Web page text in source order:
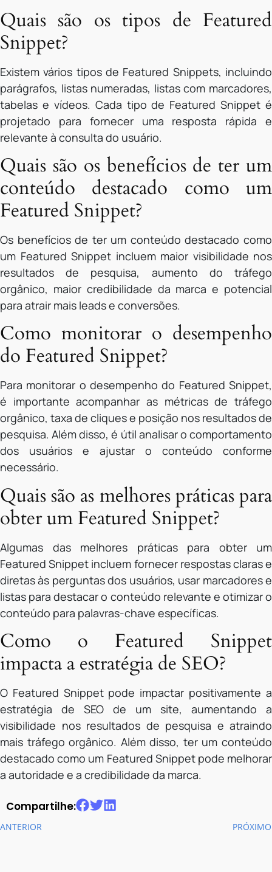
Quais são os tipos de Featured
Snippet?
Existem vários tipos de Featured Snippets, incluindo
parágrafos, listas numeradas, listas com marcadores,
tabelas e vídeos. Cada tipo de Featured Snippet é
projetado para fornecer uma resposta rápida e
relevante à consulta do usuário.
Quais são os benefícios de ter um
conteúdo destacado como um
Featured Snippet?
Os benefícios de ter um conteúdo destacado como
um Featured Snippet incluem maior visibilidade nos
resultados de pesquisa, aumento do tráfego
orgânico, maior credibilidade da marca e potencial
para atrair mais leads e conversões.
Como monitorar o desempenho
do Featured Snippet?
Para monitorar o desempenho do Featured Snippet,
é importante acompanhar as métricas de tráfego
orgânico, taxa de cliques e posição nos resultados de
pesquisa. Além disso, é útil analisar o comportamento
dos usuários e ajustar o conteúdo conforme
necessário.
Quais são as melhores práticas para
obter um Featured Snippet?
Algumas das melhores práticas para obter um
Featured Snippet incluem fornecer respostas claras e
diretas às perguntas dos usuários, usar marcadores e
listas para destacar o conteúdo relevante e otimizar o
conteúdo para palavras-chave específicas.
Como o Featured Snippet
impacta a estratégia de SEO?
O Featured Snippet pode impactar positivamente a
estratégia de SEO de um site, aumentando a
visibilidade nos resultados de pesquisa e atraindo
mais tráfego orgânico. Além disso, ter um conteúdo
destacado como um Featured Snippet pode melhorar
a autoridade e a credibilidade da marca.
Compartilhe:
ANTERIOR PRÓXIMO